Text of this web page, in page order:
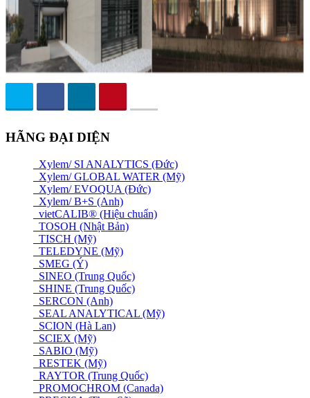
HÃNG ĐẠI DIỆN
Xylem/ SI ANALYTICS (Đức)
Xylem/ GLOBAL WATER (Mỹ)
Xylem/ EVOQUA (Đức)
Xylem/ B+S (Anh)
vietCALIB® (Hiệu chuẩn)
TOSOH (Nhật Bản)
TISCH (Mỹ)
TELEDYNE (Mỹ)
SMEG (Ý)
SINEO (Trung Quốc)
SHINE (Trung Quốc)
SERCON (Anh)
SEAL ANALYTICAL (Mỹ)
SCION (Hà Lan)
SCIEX (Mỹ)
SABIO (Mỹ)
RESTEK (Mỹ)
RAYTOR (Trung Quốc)
PROMOCHROM (Canada)